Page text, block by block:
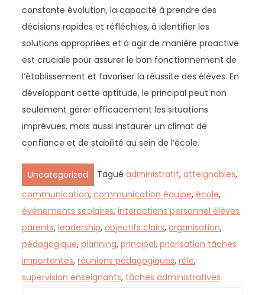
constante évolution, la capacité à prendre des
décisions rapides et réfléchies, à identifier les
solutions appropriées et à agir de manière proactive
est cruciale pour assurer le bon fonctionnement de
l’établissement et favoriser la réussite des élèves. En
développant cette aptitude, le principal peut non
seulement gérer efficacement les situations
imprévues, mais aussi instaurer un climat de
confiance et de stabilité au sein de l’école.
Uncategorized Taguéadministratif,atteignables,
communication,communication équipe,école,
événements scolaires,interactions personnel élèves
parents,leadership,objectifs clairs,organisation,
pédagogique,planning,principal,priorisation tâches
importantes,réunions pédagogiques,rôle,
supervision enseignants, tâches administratives